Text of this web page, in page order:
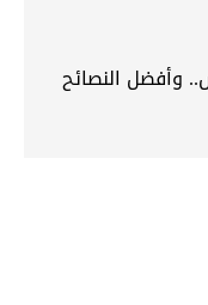
وأفضل النصائح